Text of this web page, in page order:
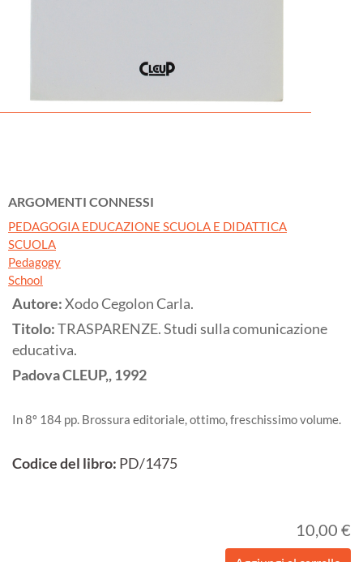
ARGOMENTI CONNESSI
PEDAGOGIA EDUCAZIONE SCUOLA E DIDATTICA
SCUOLA
Pedagogy
School
Autore:Xodo Cegolon Carla.
Titolo:TRASPARENZE. Studi sulla comunicazione
educativa.
PadovaCLEUP,,1992
In 8º 184 pp. Brossura editoriale, ottimo, freschissimo volume.
Codice del libro: PD/1475
10,00 €